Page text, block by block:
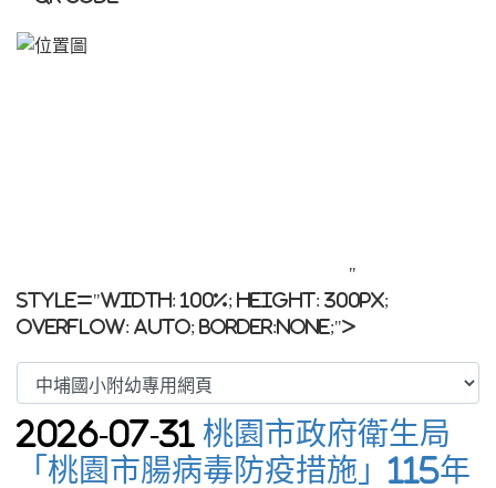
"
style="width: 100%; height: 300px;
overflow: auto; border:none;">
2026-07-31 桃園市政府衛生局
「桃園市腸病毒防疫措施」115年